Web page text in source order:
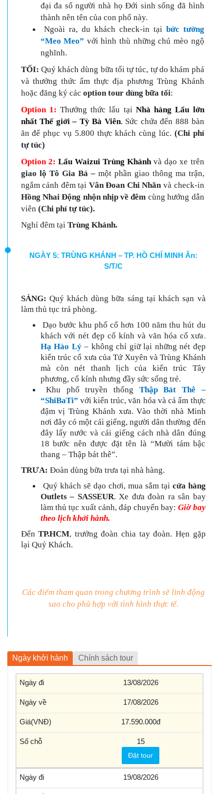
đại đa số người nhà họ Đới sinh sống đã hình
thành nên tên của con phố này.
Ngoài ra, du khách check-in tại bức tường
“Meo Meo” với hình thù những chú mèo ngộ
nghĩnh.
TỐI: Quý khách dùng bữa tối tự túc, tự do khám phá
và thưởng thức ẩm thực địa phương Trùng Khánh
hoặc đăng ký các option tour dùng bữa tối:
Option 1: Thưởng thức lẩu tại Nhà hàng Lẩu lớn
nhất Thế giới – Tỳ Bà Viên. Sức chứa đến 888 bàn
ăn để phục vụ 5.800 thực khách cùng lúc. (Chi phí
tự túc)
Option 2: Lẩu Waizui Trùng Khánh và dạo xe trên
giao lộ Tô Gia Bá – một phần giao thông ma trận,
ngắm cảnh đêm tại Vân Đoan Chi Nhãnvà check-in
Hồng Nhai Động nhộn nhịp về đêm cùng hướng dẫn
viên (Chi phí tự túc).
Nghỉ đêm tại Trùng Khánh.
NGÀY 5: TRÙNG KHÁNH – TP. HỒ CHÍ MINH Ăn:
S/T/C
SÁNG: Quý khách dùng bữa sáng tại khách sạn và
làm thủ tục trả phòng.
Dạo bước khu phố cổ hơn 100 năm thu hút du
khách với nét đẹp cổ kính và văn hóa cổ xưa.
Hạ Hào Lý – không chỉ giữ lại những nét đẹp
kiến trúc cổ xưa của Tứ Xuyên và Trùng Khánh
mà còn nét thanh lịch của kiến trúc Tây
phương, cổ kính nhưng đầy sức sống trẻ.
Khu phố truyền thống Thập Bát Thê –
“ShiBaTi” với kiến trúc, văn hóa và cả ẩm thực
đậm vị Trùng Khánh xưa. Vào thời nhà Minh
nơi đây có một cái giếng, người dân thường đến
đây lấy nước và cái giếng cách nhà dân đúng
18 bước nên được đặt tên là “Mười tám bậc
thang – Thập bát thê”.
TRƯA: Đoàn dùng bữa trưa tại nhà hàng.
Quý khách sẽ dạo chơi, mua sắm tại cửa hàng
Outlets – SASSEUR. Xe đưa đoàn ra sân bay
làm thủ tục xuất cảnh, đáp chuyến bay:Giờ bay
theo lịch khởi hành.
ĐếnTP.HCM, trưởng đoàn chia tay đoàn. Hẹn gặp
lại Quý Khách.
Các điểm tham quan trong chương trình sẽ linh động
sao cho phù hợp với tình hình thực tế.
Ngày khởi hành Chính sách tour
13/08/2026
17/08/2026
17.590.000
15
Đặt tour
19/08/2026